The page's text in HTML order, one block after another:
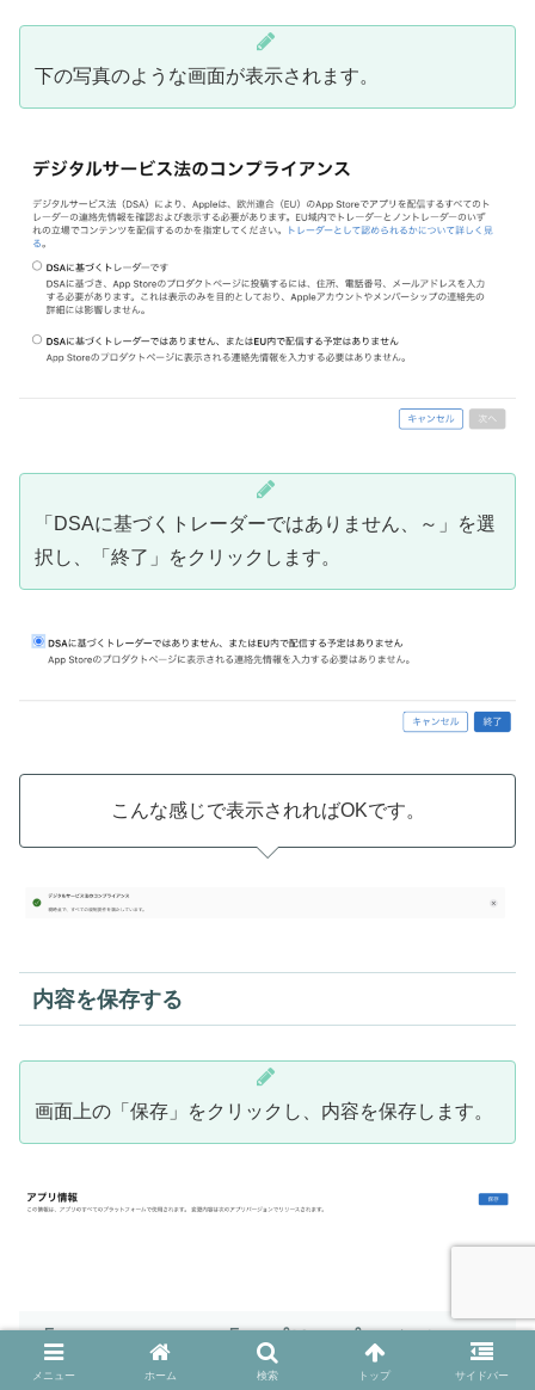
下の写真のような画面が表示されます。
「DSAに基づくトレーダーではありません、～」を選
択し、「終了」をクリックします。
こんな感じで表示されればOKです。
内容を保存する
画面上の「保存」をクリックし、内容を保存します。
「App Store」の「アプリのプライバシー」
の記載項目
メニュー ホーム 検索 トップ サイドバー